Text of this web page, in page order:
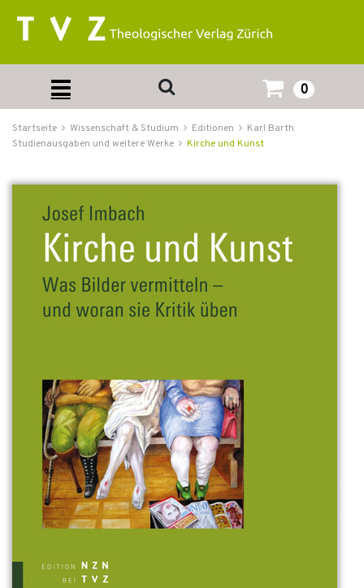
0
Startseite Wissenschaft & Studium Editionen
Karl Barth
Studienausgaben und weitere Werke
Kirche und Kunst